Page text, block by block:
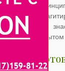
я
не